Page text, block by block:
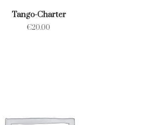
Tango-Charter
€20.00